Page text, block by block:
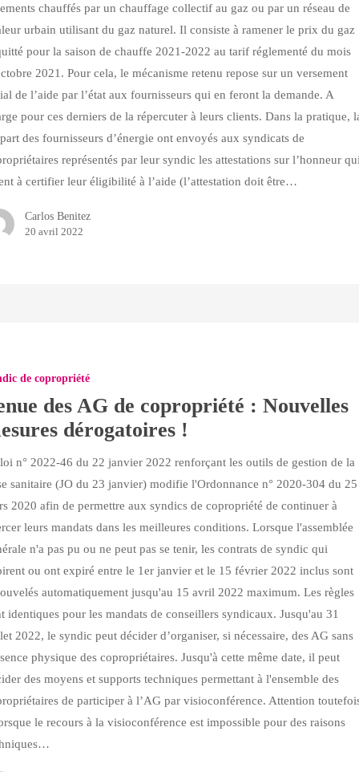
chauffés par un chauffage collectif au gaz ou par un réseau de
urbain utilisant du gaz naturel. Il consiste à ramener le prix du gaz
pour la saison de chauffe 2021-2022 au tarif réglementé du mois
2021. Pour cela, le mécanisme retenu repose sur un versement
de l’aide par l’état aux fournisseurs qui en feront la demande. A
pour ces derniers de la répercuter à leurs clients. Dans la pratique,
des fournisseurs d’énergie ont envoyés aux syndicats de
représentés par leur syndic les attestations sur l’honneur
à certifier leur éligibilité à l’aide (l’attestation doit être…
Carlos Benitez
20 avril 2022
de copropriété
des AG de copropriété : Nouvelles
dérogatoires !
n° 2022-46 du 22 janvier 2022 renforçant les outils de gestion de la
sanitaire (JO du 23 janvier) modifie l'Ordonnance n° 2020-304 du 25
2020 afin de permettre aux syndics de copropriété de continuer à
leurs mandats dans les meilleures conditions. Lorsque l'assemblée
n'a pas pu ou ne peut pas se tenir, les contrats de syndic qui
ou ont expiré entre le 1er janvier et le 15 février 2022 inclus sont
automatiquement jusqu'au 15 avril 2022 maximum. Les règles
identiques pour les mandats de conseillers syndicaux. Jusqu'au 31
2022, le syndic peut décider d’organiser, si nécessaire, des AG sans
physique des copropriétaires. Jusqu'à cette même date, il peut
des moyens et supports techniques permettant à l'ensemble des
de participer à l’AG par visioconférence. Attention
le recours à la visioconférence est impossible pour des raisons